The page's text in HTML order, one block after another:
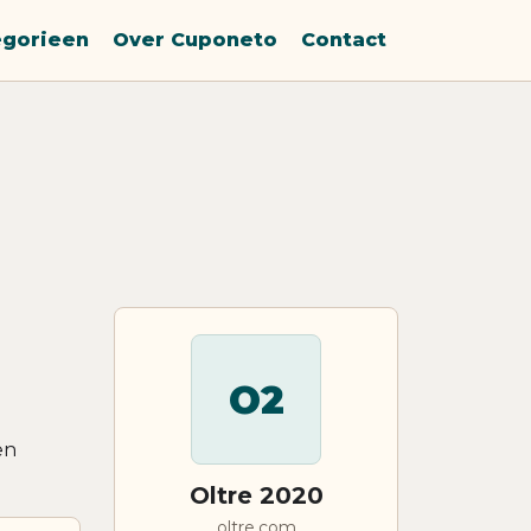
Over Cuponeto Contact
O2
Oltre 2020